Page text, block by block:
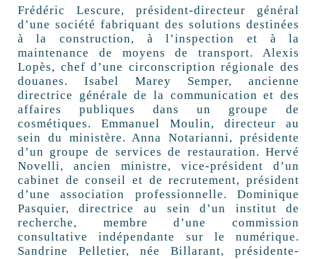
Frédéric Lescure, président-directeur général
d’une société fabriquant des solutions destinées
à la construction, à l’inspection et à la
maintenance de moyens de transport. Alexis
Lopès, chef d’une circonscription régionale des
douanes. Isabel Marey Semper, ancienne
directrice générale de la communication et des
affaires publiques dans un groupe de
cosmétiques. Emmanuel Moulin, directeur au
sein du ministère. Anna Notarianni, présidente
d’un groupe de services de restauration. Hervé
Novelli, ancien ministre, vice-président d’un
cabinet de conseil et de recrutement, président
d’une association professionnelle. Dominique
Pasquier, directrice au sein d’un institut de
recherche, membre d’une commission
consultative indépendante sur le numérique.
Sandrine Pelletier, née Billarant, présidente-